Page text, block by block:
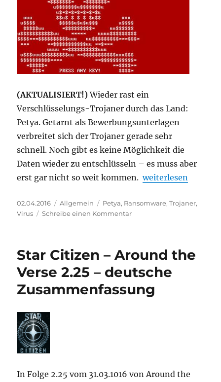
(AKTUALISIERT!)Wieder rast ein
Verschlüsselungs-Trojaner durch das Land:
Petya. Getarnt als Bewerbungsunterlagen
verbreitet sich der Trojaner gerade sehr
schnell. Noch gibt es keine Möglichkeit die
Daten wieder zu entschlüsseln – es muss aber
erst gar nicht so weit kommen.„Petya – und was
weiterlesen
Veröffentlicht
am
02.04.2016 Kategorien
Allgemein Schlagwörter
Petya, Ransomware,Trojaner,
Virus
Schreibe einen Kommentarzu
was
Star Citizen – Around the
Verse 2.25 – deutsche
Zusammenfassung
In Folge 2.25 vom 31.03.1016 von Around the